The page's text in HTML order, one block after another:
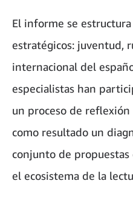
El informe se
estratégicos: juventud,
internacional del
especialistas han
un proceso de
como resultado un
conjunto de
el ecosistema de la